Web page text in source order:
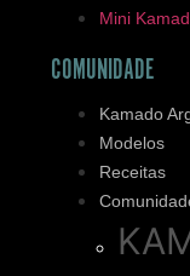
Mini
COMUNIDADE
Kamado
Modelos
Receitas